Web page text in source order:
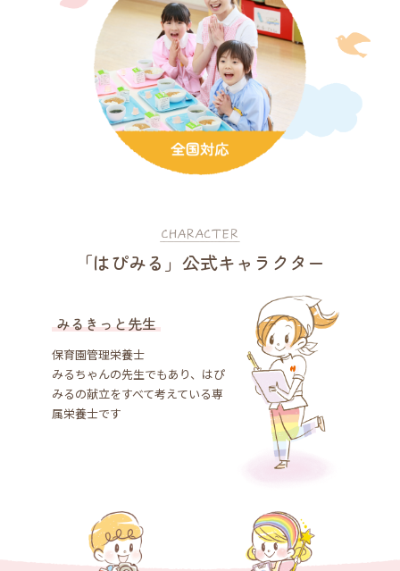
「はぴみる」公式キャラクター
みるきっと先生
保育園管理栄養士
みるちゃんの先生でもあり、はぴ
みるの献立をすべて考えている専
属栄養士です